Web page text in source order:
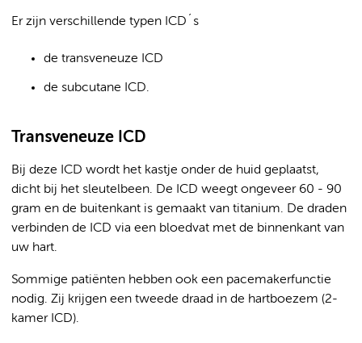
Er zijn verschillende typen ICD´s
de transveneuze ICD
de subcutane ICD.
Transveneuze ICD
Bij deze ICD wordt het kastje onder de huid geplaatst,
dicht bij het sleutelbeen. De ICD weegt ongeveer 60 - 90
gram en de buitenkant is gemaakt van titanium. De draden
verbinden de ICD via een bloedvat met de binnenkant van
uw hart.
Sommige patiënten hebben ook een pacemakerfunctie
nodig. Zij krijgen een tweede draad in de hartboezem (2-
kamer ICD).